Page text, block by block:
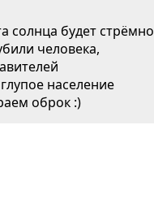
солнца будет стрёмно
человека,
население
оброк :)